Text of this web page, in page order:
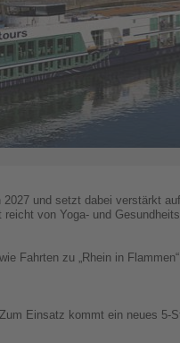
und setzt dabei verstärkt
von Yoga- und
Fahrten zu „Rhein in
Einsatz kommt ein neues 5-